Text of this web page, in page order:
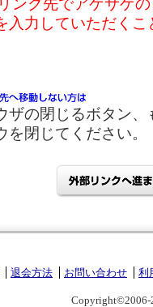
ンク先でアゲサゲ
入力していただく
ザの閉じるボタン
を閉じてください。
退会方法 お問い合わせ 利
Copyright©2006-